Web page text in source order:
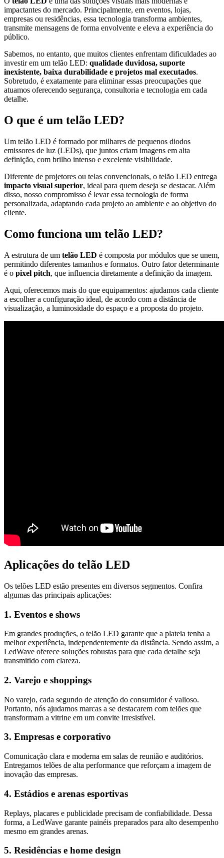
impactantes do mercado. Principalmente, em eventos, lojas,
empresas ou residências, essa tecnologia transforma ambientes,
transmite mensagens de forma envolvente e eleva a experiência do
público.
Sabemos, no entanto, que muitos clientes enfrentam dificuldades ao
investir em um telão LED: qualidade duvidosa, suporte
inexistente, baixa durabilidade e projetos mal executados.
Sobretudo, é exatamente para eliminar essas preocupações que
atuamos oferecendo segurança, consultoria e tecnologia em cada
detalhe.
O que é um telão LED?
Um telão LED é formado por milhares de pequenos diodos
emissores de luz (LEDs), que juntos criam imagens em alta
definição, com brilho intenso e excelente visibilidade.
Diferente de projetores ou telas convencionais, o telão LED entrega
impacto visual superior, ideal para quem deseja se destacar. Além
disso, nosso compromisso é levar essa tecnologia de forma
personalizada, adaptando cada projeto ao ambiente e ao objetivo do
cliente.
Como funciona um telão LED?
A estrutura de um telão LED é composta por módulos que se unem,
permitindo diferentes tamanhos e formatos. Outro fator determinante
é o pixel pitch, que influencia diretamente a definição da imagem.
Aqui, oferecemos mais do que equipamentos: ajudamos cada cliente
a escolher a configuração ideal, de acordo com a distância de
visualização, a luminosidade do espaço e a proposta do projeto.
Aplicações do telão LED
Os telões LED estão presentes em diversos segmentos. Confira
algumas das principais aplicações:
1. Eventos e shows
Em grandes produções, o telão LED garante que a plateia tenha a
melhor experiência, independentemente da distância. Sendo assim, a
LedWave oferece soluções robustas para que cada detalhe seja
transmitido com clareza.
2. Varejo e shoppings
No varejo, cada segundo de atenção do consumidor é valioso.
Portanto, nós ajudamos marcas a se destacarem com telões que
transformam a vitrine em um convite irresistível.
3. Empresas e corporativo
Comunicação clara e moderna em salas de reunião e auditórios.
Entregamos telões de alta performance que reforçam a imagem de
inovação das empresas.
4. Estádios e arenas esportivas
Replays, placares e publicidade precisam de confiabilidade. Dessa
forma, a LedWave garante painéis preparados para alto desempenho
mesmo em grandes arenas.
5. Residências e home design